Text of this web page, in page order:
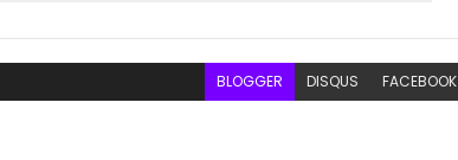
BLOGGER DISQUS FACEBOOK